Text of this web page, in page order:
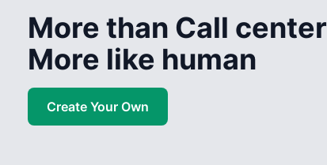
More than Call center
More like human
Create Your Own